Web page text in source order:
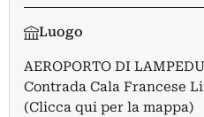
Luogo
AEROPORTO DI
Contrada Cala Francese
(Clicca qui per la mappa)